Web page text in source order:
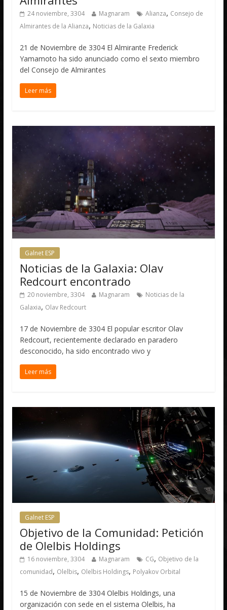
24 noviembre, 3304 Magnaram Alianza, Consejo de
Almirantes de la Alianza, Noticias de la Galaxia
21 de Noviembre de 3304 El Almirante Frederick
Yamamoto ha sido anunciado como el sexto miembro
del Consejo de Almirantes
Leer más
Galnet ESP
Noticias de la Galaxia: Olav
Redcourt encontrado
20 noviembre, 3304 Magnaram
Noticias de la
Galaxia, Olav Redcourt
17 de Noviembre de 3304 El popular escritor Olav
Redcourt, recientemente declarado en paradero
desconocido, ha sido encontrado vivo y
Leer más
Galnet ESP
Objetivo de la Comunidad: Petición
de Olelbis Holdings
16 noviembre, 3304 Magnaram CG, Objetivo de la
comunidad, Olelbis, Olelbis Holdings, Polyakov Orbital
15 de Noviembre de 3304 Olelbis Holdings, una
organización con sede en el sistema Olelbis, ha